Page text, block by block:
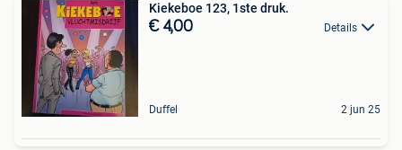
Kiekeboe 123, 1ste druk.
€ 4,00 Details
Duffel 2 jun 25